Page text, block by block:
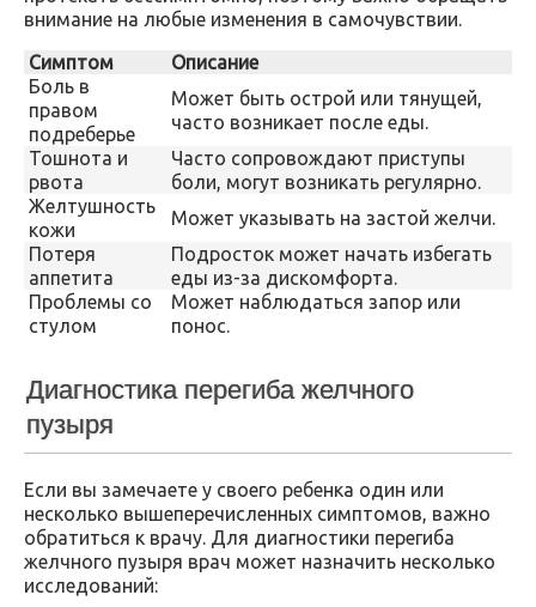
внимание на любые изменения в самочувствии.
Симптом
Описание
Боль в
правом
подреберье
Может быть острой или тянущей,
часто возникает после еды.
Тошнота и
рвота
Часто сопровождают приступы
боли, могут возникать регулярно.
Желтушность
кожи
Может указывать на застой желчи.
Потеря
аппетита
Подросток может начать избегать
еды из-за дискомфорта.
Проблемы со
стулом
Может наблюдаться запор или
понос.
Диагностика перегиба желчного
пузыря
Если вы замечаете у своего ребенка один или
несколько вышеперечисленных симптомов, важно
обратиться к врачу. Для диагностики перегиба
желчного пузыря врач может назначить несколько
исследований: